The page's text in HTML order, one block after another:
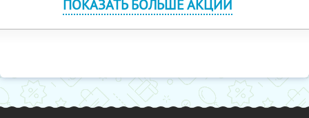
ПОКАЗАТЬ БОЛЬШЕ АКЦИЙ